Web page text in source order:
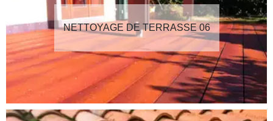
NETTOYAGE DE TERRASSE 06